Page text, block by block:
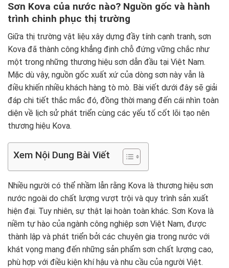
Sơn Kova của nước nào? Nguồn gốc và hành
trình chinh phục thị trường
Giữa thị trường vật liệu xây dựng đầy tính cạnh tranh, sơn
Kova đã thành công khẳng định chỗ đứng vững chắc như
một trong những thương hiệu sơn dẫn đầu tại Việt Nam.
Mặc dù vậy, nguồn gốc xuất xứ của dòng sơn này vẫn là
điều khiến nhiều khách hàng tò mò. Bài viết dưới đây sẽ giải
đáp chi tiết thắc mắc đó, đồng thời mang đến cái nhìn toàn
diện về lịch sử phát triển cùng các yếu tố cốt lõi tạo nên
thương hiệu Kova.
Xem Nội Dung Bài Viết
Nhiều người có thể nhầm lẫn rằng Kova là thương hiệu sơn
nước ngoài do chất lượng vượt trội và quy trình sản xuất
hiện đại. Tuy nhiên, sự thật lại hoàn toàn khác. Sơn Kova là
niềm tự hào của ngành công nghiệp sơn Việt Nam, được
thành lập và phát triển bởi các chuyên gia trong nước với
khát vọng mang đến những sản phẩm sơn chất lượng cao,
phù hợp với điều kiện khí hậu và nhu cầu của người Việt.